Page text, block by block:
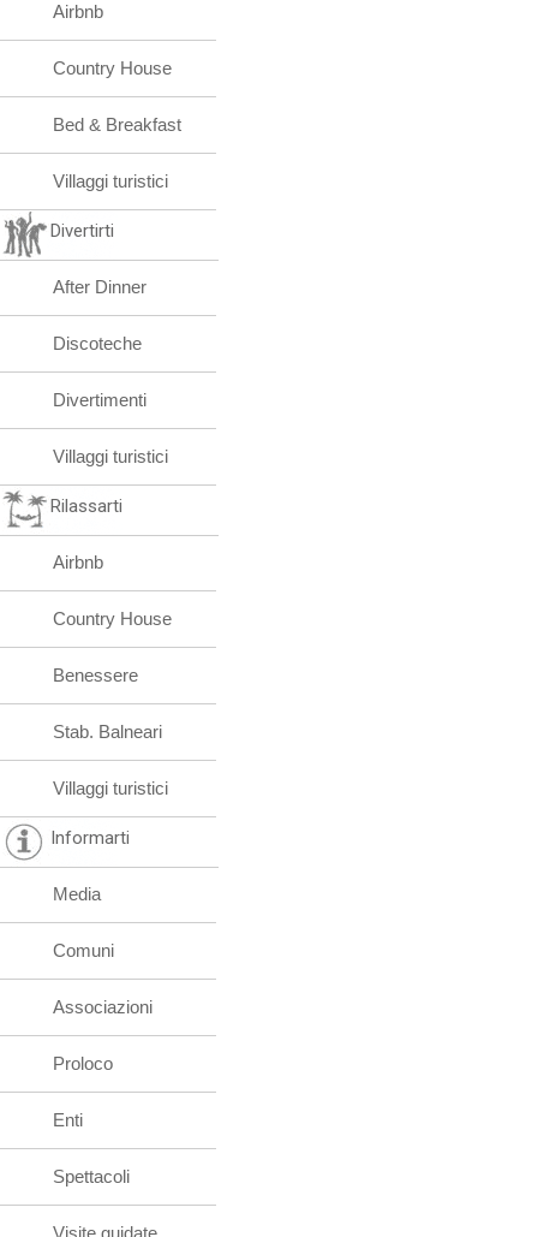
Airbnb
Country House
Bed & Breakfast
Villaggi turistici
Divertirti
After Dinner
Discoteche
Divertimenti
Villaggi turistici
Rilassarti
Airbnb
Country House
Benessere
Stab. Balneari
Villaggi turistici
Informarti
Media
Comuni
Associazioni
Proloco
Enti
Spettacoli
Visite guidate